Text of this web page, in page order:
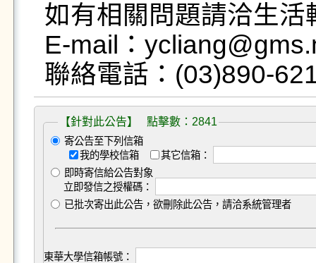
如有相關問題請洽生
E-mail：
【針對此公告】 點擊數：2841
寄公告至下列信箱
我的學校信箱
其它信箱：
即時寄信給公告對象
立即發信之授權碼：
已批次寄出此公告，欲刪除此公告，請洽系統管理者
東華大學信箱帳號：